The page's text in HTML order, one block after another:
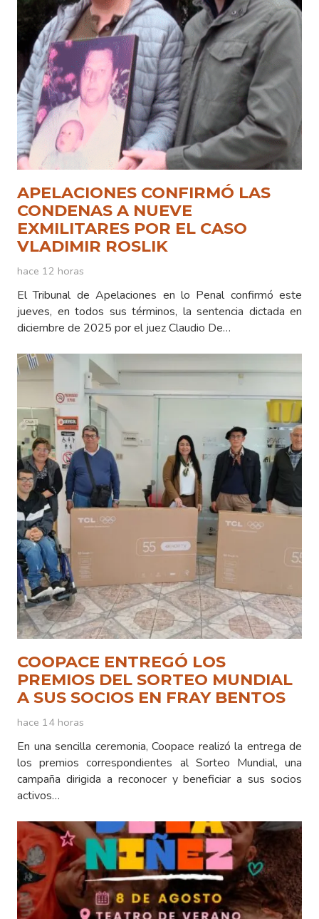
APELACIONES CONFIRMÓ LAS
CONDENAS A NUEVE
EXMILITARES POR EL CASO
VLADIMIR ROSLIK
hace 12 horas
El Tribunal de Apelaciones en lo Penal confirmó este
jueves, en todos sus términos, la sentencia dictada en
diciembre de 2025 por el juez Claudio De…
COOPACE ENTREGÓ LOS
PREMIOS DEL SORTEO MUNDIAL
A SUS SOCIOS EN FRAY BENTOS
hace 14 horas
En una sencilla ceremonia, Coopace realizó la entrega de
los premios correspondientes al Sorteo Mundial, una
campaña dirigida a reconocer y beneficiar a sus socios
activos…